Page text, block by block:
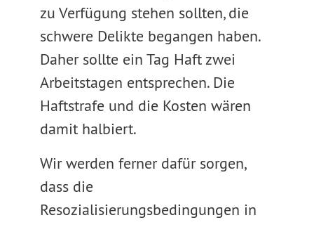
zu Verfügung stehen sollten, die
schwere Delikte begangen haben.
Daher sollte ein Tag Haft zwei
Arbeitstagen entsprechen. Die
Haftstrafe und die Kosten wären
damit halbiert.
Wir werden ferner dafür sorgen,
dass die
Resozialisierungsbedingungen in